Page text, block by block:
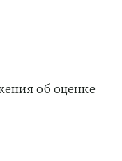
об оценке